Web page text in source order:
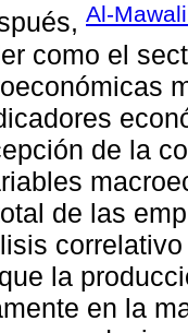
Al-
como el
de la
de las
la
en la